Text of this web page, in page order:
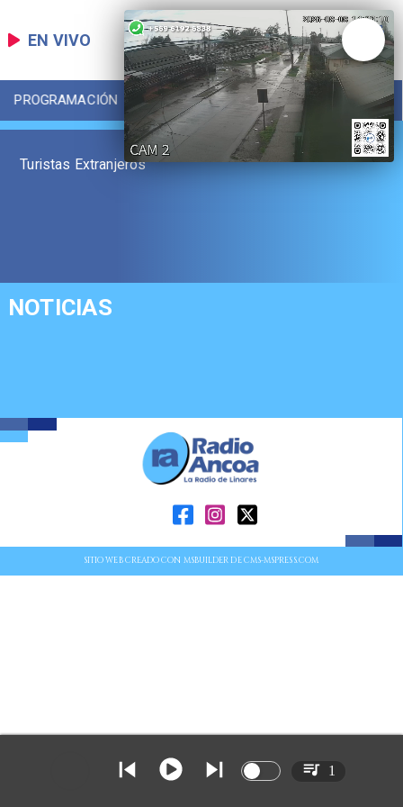
EN VIVO
PROGRAMACIÓN LOCAL DEPORTES
Turistas Extranjeros
NOTICIAS
SITIO WEB CREADO CON MSBUILDER DE CMS-MSPRESS.COM
1